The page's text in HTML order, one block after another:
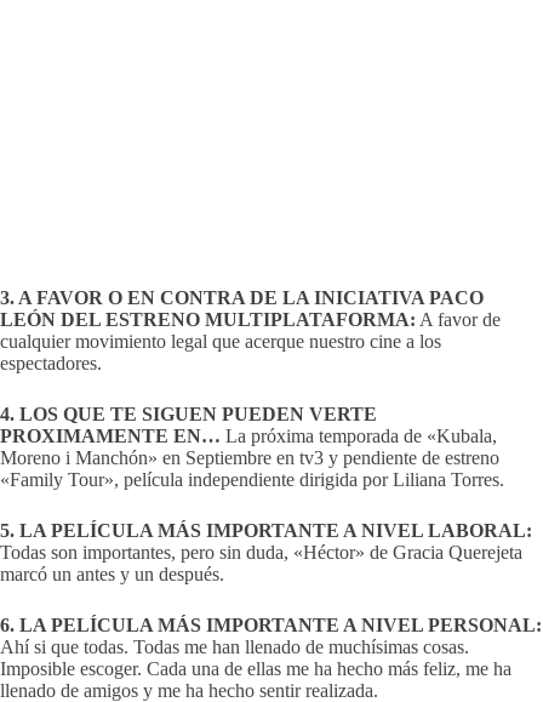
3. A FAVOR O EN CONTRA DE LA INICIATIVA PACO
LEÓN DEL ESTRENO MULTIPLATAFORMA: A favor de
cualquier movimiento legal que acerque nuestro cine a los
espectadores.
4. LOS QUE TE SIGUEN PUEDEN VERTE
PROXIMAMENTE EN… La próxima temporada de «Kubala,
Moreno i Manchón» en Septiembre en tv3 y pendiente de estreno
«Family Tour», película independiente dirigida por Liliana Torres.
5. LA PELÍCULA MÁS IMPORTANTE A NIVEL LABORAL:
Todas son importantes, pero sin duda, «Héctor» de Gracia Querejeta
marcó un antes y un después.
6. LA PELÍCULA MÁS IMPORTANTE A NIVEL PERSONAL:
Ahí si que todas. Todas me han llenado de muchísimas cosas.
Imposible escoger. Cada una de ellas me ha hecho más feliz, me ha
llenado de amigos y me ha hecho sentir realizada.